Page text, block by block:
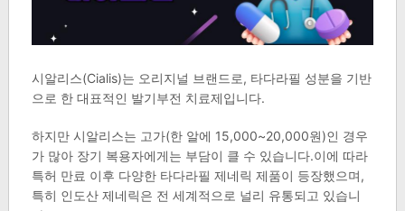
시알리스(Cialis)는 오리지널 브랜드로, 타다라필 성분을 기반
으로 한 대표적인 발기부전 치료제입니다.
하지만 시알리스는 고가(한 알에 15,000~20,000원)인 경우
가 많아 장기 복용자에게는 부담이 클 수 있습니다.이에 따라
특허 만료 이후 다양한 타다라필 제네릭 제품이 등장했으며,
특히 인도산 제네릭은 전 세계적으로 널리 유통되고 있습니